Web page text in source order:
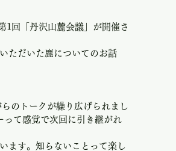
1回「丹沢山麓会議」が開催さ
ただいた鹿についてのお話
のトークが繰り広げられまし
って感覚で次回に引き継がれ
ます。知らないことって楽し